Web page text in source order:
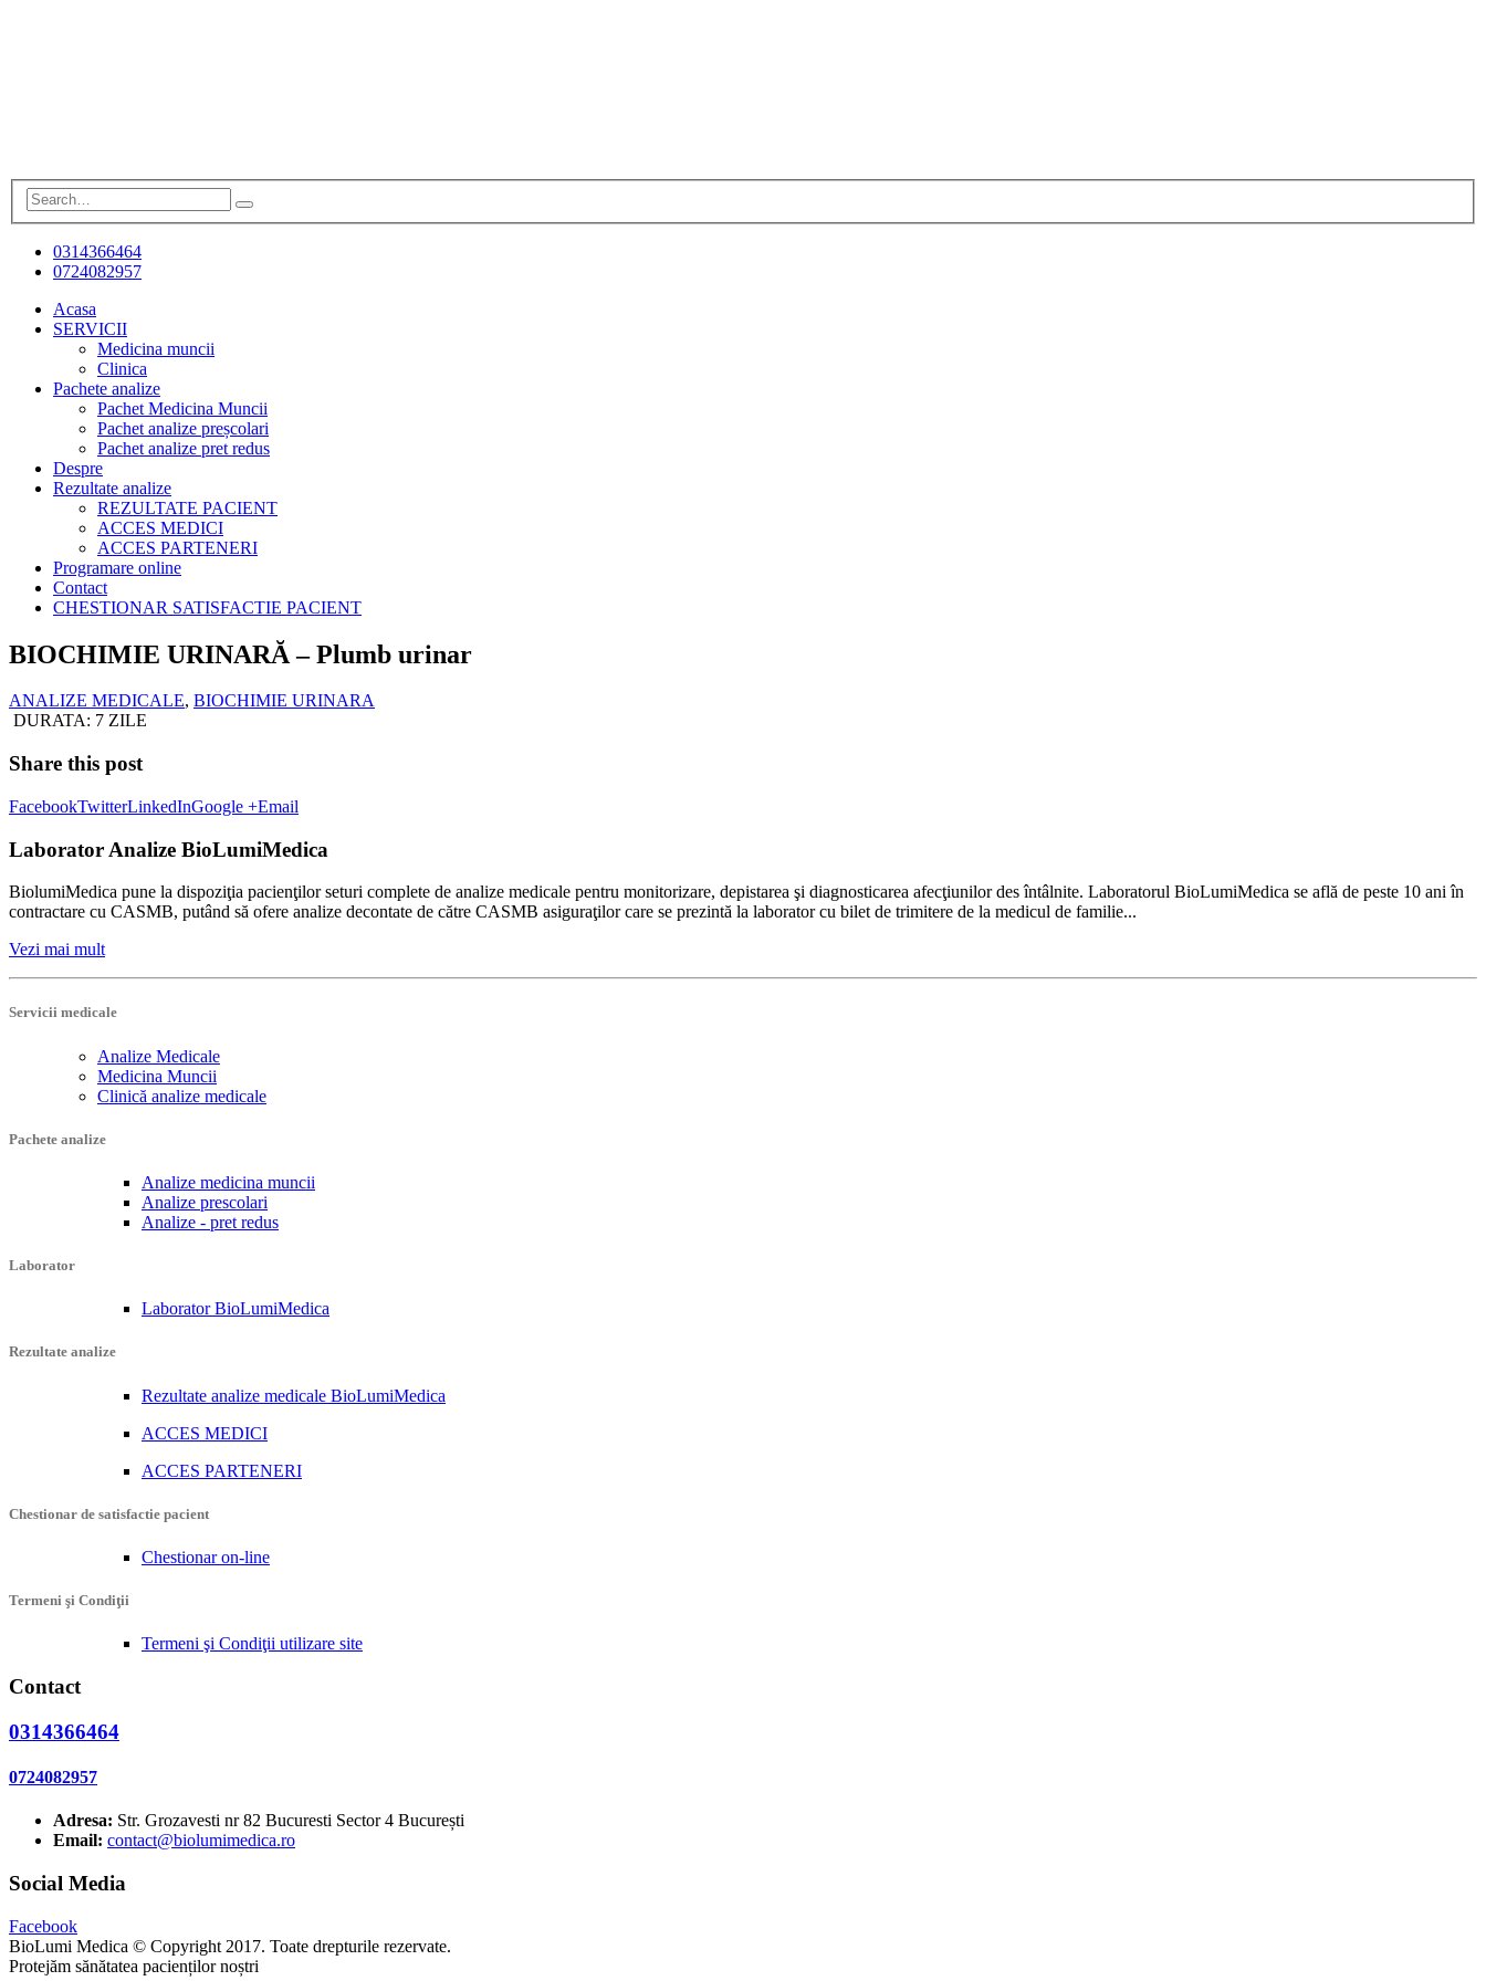
0314366464
0724082957
Acasa
SERVICII
Medicina muncii
Clinica
Pachete analize
Pachet Medicina Muncii
Pachet analize preșcolari
Pachet analize pret redus
Despre
Rezultate analize
REZULTATE PACIENT
ACCES MEDICI
ACCES PARTENERI
Programare online
Contact
CHESTIONAR SATISFACTIE PACIENT
BIOCHIMIE URINARĂ – Plumb urinar
ANALIZE MEDICALE, BIOCHIMIE URINARA
DURATA: 7 ZILE
Share this post
FacebookTwitterLinkedInGoogle +Email
Laborator Analize BioLumiMedica
BiolumiMedica pune la dispoziţia pacienţilor seturi complete de analize medicale pentru monitorizare, depistarea şi diagnosticarea afecţiunilor des întâlnite. Laboratorul BioLumiMedica se află de peste 10 ani în
contractare cu CASMB, putând să ofere analize decontate de către CASMB asiguraţilor care se prezintă la laborator cu bilet de trimitere de la medicul de familie...
Vezi mai mult
Servicii medicale
Analize Medicale
Medicina Muncii
Clinică analize medicale
Pachete analize
Analize medicina muncii
Analize prescolari
Analize - pret redus
Laborator
Laborator BioLumiMedica
Rezultate analize
Rezultate analize medicale BioLumiMedica
ACCES MEDICI
ACCES PARTENERI
Chestionar de satisfactie pacient
Chestionar on-line
Termeni şi Condiţii
Termeni şi Condiţii utilizare site
Contact
0314366464
0724082957
Adresa: Str. Grozavesti nr 82 Bucuresti Sector 4 București
Email: contact@biolumimedica.ro
Social Media
Facebook
BioLumi Medica © Copyright 2017. Toate drepturile rezervate.
Protejăm sănătatea pacienților noștri